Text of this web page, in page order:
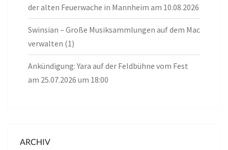
der alten Feuerwache in Mannheim am 10.08.2026
Swinsian – Große Musiksammlungen auf dem Mac
verwalten (1)
Ankündigung: Yara auf der Feldbühne vom Fest
am 25.07.2026 um 18:00
ARCHIV